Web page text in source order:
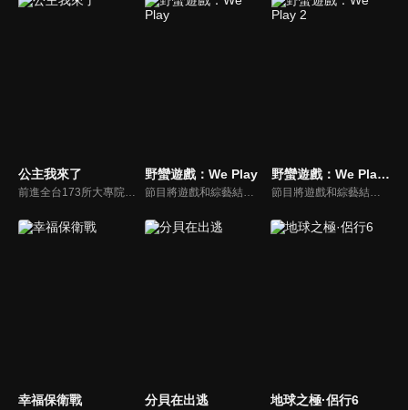
公主我來了 野蠻遊戲：We Play
節目將遊戲和綜藝結合在一起的新概念真人秀節目，成員們將進行無法預測的遊戲內容，提供多樣、新鮮的節目環節為看點，主持與來賓將在虛擬世界中，展開大規模遊戲的動作冒險。
野蠻遊戲：We Play 2
節目將遊戲和綜藝結合在一起的新概念真人秀節目，成員們將進行無法預測的遊戲內容，提供多樣、新鮮的節目環節為看點，主持與來賓將在虛擬世界中，展開大規模遊戲的動作冒險。
幸福保衛戰 分貝在出逃 地球之極·侶行6